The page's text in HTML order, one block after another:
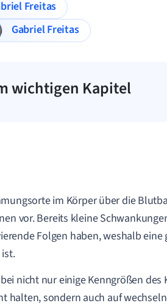
Freitas
Gabriel Freitas
wichtigen Kapitel
im Körper über die
vor. Bereits kleine
Folgen haben, weshalb eine
nicht nur einige Kenngrößen des
halten, sondern auch auf